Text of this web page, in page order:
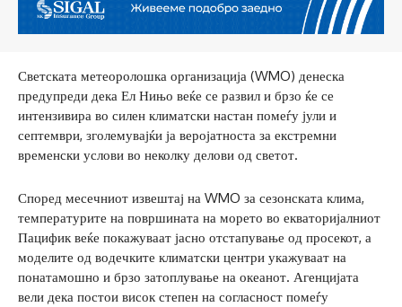
Светската метеоролошка организација (WMO) денеска
предупреди дека Ел Нињо веќе се развил и брзо ќе се
интензивира во силен климатски настан помеѓу јули и
септември, зголемувајќи ја веројатноста за екстремни
временски услови во неколку делови од светот.
Според месечниот извештај на WMO за сезонската клима,
температурите на површината на морето во екваторијалниот
Пацифик веќе покажуваат јасно отстапување од просекот, а
моделите од водечките климатски центри укажуваат на
понатамошно и брзо затоплување на океанот. Агенцијата
вели дека постои висок степен на согласност помеѓу